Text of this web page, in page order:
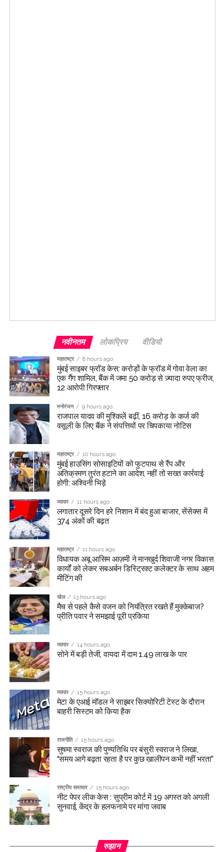
नवीनतम लोकप्रिय वीडियो
महाराष्ट्र 8 hours ago
मुंबई साइबर फ्रॉड केस: करोड़ों के फ्रॉड में गोवा वेला का
एक गैंग शामिल, बैंक में जमा 50 करोड़ से ज़्यादा रुपए फ्रीज,
12 आरोपी गिरफ्तार
मनोरंजन 9 hours ago
राजपाल यादव की मुश्किलें बढ़ीं, 16 करोड़ के कर्ज की
वसूली के लिए बैंक ने संपत्तियों पर चिपकाया नोटिस
महाराष्ट्र 10 hours ago
मुंबई हाउसिंग सोसाइटियों को फुटपाथ से रैंप और
अतिक्रमण तुरंत हटाने का आदेश, नहीं तो सख्त कार्रवाई
होगी: अश्विनी भिड़े
व्यापार 11 hours ago
लगातार दूसरे दिन हरे निशान में बंद हुआ बाजार, सेंसेक्स में
374 अंकों की बढ़त
महाराष्ट्र 11 hours ago
विधायक अबू आसिम आज़मी ने मानखुर्द शिवाजी नगर विकास
कार्यों को लेकर सबअर्बन डिस्ट्रिक्ट कलेक्टर के साथ अहम
मीटिंग की
खेल 13 hours ago
मैच से पहले कैसे वजन को नियंत्रित रखते हैं मुक्केबाज?
प्रीति पवार ने समझाई पूरी प्रकिया
व्यापार 14 hours ago
सोने में बड़ी तेजी, वायदा में दाम 1.49 लाख के पार
व्यापार 15 hours ago
मेटा के एआई मॉडल ने साइबर सिक्योरिटी टेस्ट के दौरान
बाहरी सिस्टम को किया हैक
राजनीति 15 hours ago
सुषमा स्वराज की पुण्यतिथि पर बंसुरी स्वराज ने लिखा,
“समय आगे बढ़ता रहता है पर कुछ खालीपन कभी नहीं भरता”
राष्ट्रीय समाचार 15 hours ago
नीट पेपर लीक केस : सुप्रीम कोर्ट में 19 अगस्त को अगली
सुनवाई, केंद्र के हलफनामे पर मांगा जवाब
रुझान